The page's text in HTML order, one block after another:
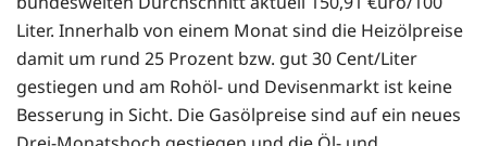
Liter. Innerhalb von einem Monat sind die Heizölpreise
damit um rund 25 Prozent bzw. gut 30 Cent/Liter
gestiegen und am Rohöl- und Devisenmarkt ist keine
Besserung in Sicht. Die Gasölpreise sind auf ein neues